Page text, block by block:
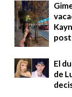
El
de